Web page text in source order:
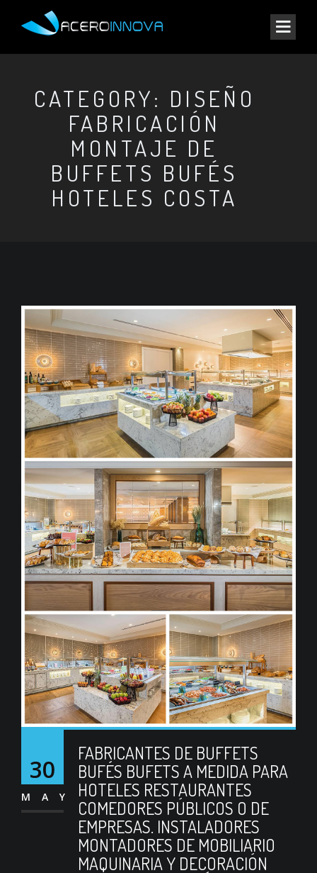
CATEGORY: DISEÑO
FABRICACIÓN
MONTAJE DE
BUFFETS BUFÉS
HOTELES COSTA
30
MAY
FABRICANTES DE BUFFETS
BUFÉS BUFETS A MEDIDA PARA
HOTELES RESTAURANTES
COMEDORES PÚBLICOS O DE
EMPRESAS. INSTALADORES
MONTADORES DE MOBILIARIO
MAQUINARIA Y DECORACIÓN